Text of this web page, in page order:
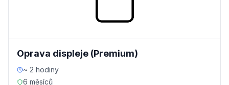
Oprava displeje (Premium)
~ 2 hodiny
6 měsíců